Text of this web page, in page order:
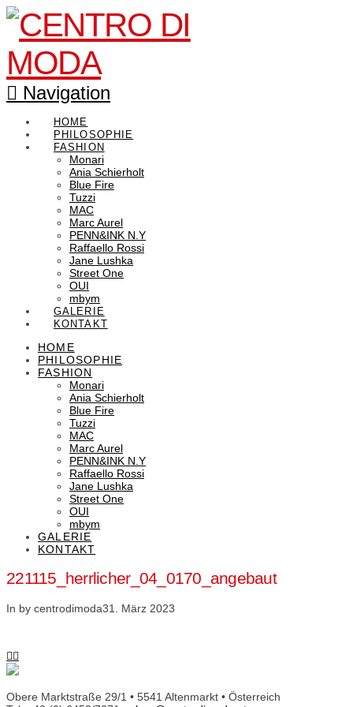
Navigation
HOME
PHILOSOPHIE
FASHION
Monari
Ania Schierholt
Blue Fire
Tuzzi
MAC
Marc Aurel
PENN&INK N.Y
Raffaello Rossi
Jane Lushka
Street One
OUI
mbym
GALERIE
KONTAKT
HOME
PHILOSOPHIE
FASHION
Monari
Ania Schierholt
Blue Fire
Tuzzi
MAC
Marc Aurel
PENN&INK N.Y
Raffaello Rossi
Jane Lushka
Street One
OUI
mbym
GALERIE
KONTAKT
221115_herrlicher_04_0170_angebaut
In by centrodimoda31. März 2023
Obere Marktstraße 29/1 • 5541 Altenmarkt • Österreich